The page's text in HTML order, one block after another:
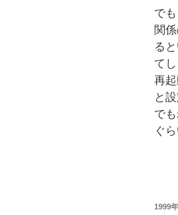
で
関
る
て
再
と
で
ぐ
投
1999